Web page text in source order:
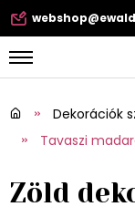
Dekorációk
Tavaszi
Zöld